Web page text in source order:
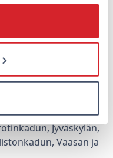
on
monet matkustajat
matkalle. Tämän
lemmikkihuoneita
on
Jyväskylän,
Vaasan ja